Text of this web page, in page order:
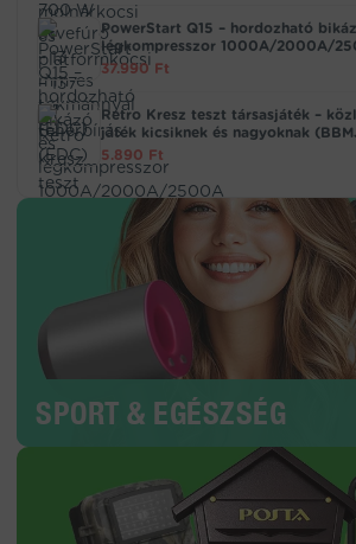
PowerStart Q15 – hordozható
légkompresszor 1000A/2000A/
37.990 Ft
Retro Kresz teszt társasjáték –
játék kicsiknek és nagyoknak
5.890 Ft
SPORT & EGÉSZSÉG